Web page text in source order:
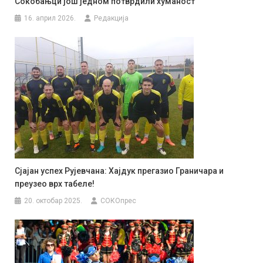
16. април 2026. Редакција
Сјајан успех Рујевчана: Хајдук прегазио Граничара и
преузео врх табеле!
20. октобар 2025. СОКОпрес